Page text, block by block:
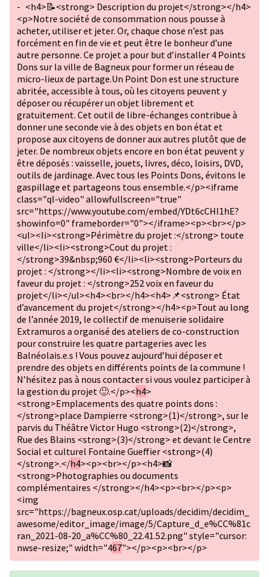
- <h4>📝<strong> Description du projet</strong></h4>
<p>Notre société de consommation nous pousse à
acheter, utiliser et jeter. Or, chaque chose n’est pas
forcément en fin de vie et peut être le bonheur d’une
autre personne. Ce projet a pour but d’installer 4 Points
Dons sur la ville de Bagneux pour former un réseau de
micro-lieux de partage.Un Point Don est une structure
abritée, accessible à tous, où les citoyens peuvent y
déposer ou récupérer un objet librement et
gratuitement. Cet outil de libre-échanges contribue à
donner une seconde vie à des objets en bon état et
propose aux citoyens de donner aux autres plutôt que de
jeter. De nombreux objets encore en bon état peuvent y
être déposés : vaisselle, jouets, livres, déco, loisirs, DVD,
outils de jardinage. Avec tous les Points Dons, évitons le
gaspillage et partageons tous ensemble.</p><iframe
class="ql-video" allowfullscreen="true"
src="https://www.youtube.com/embed/YDt6cCHI1hE?
showinfo=0" frameborder="0"></iframe><p><br></p>
<ul><li><strong>Périmètre du projet :</strong> toute
ville</li><li><strong>Cout du projet :
</strong>39&nbsp;960 €</li><li><strong>Porteurs du
projet : </strong></li><li><strong>Nombre de voix en
faveur du projet : </strong>252 voix en faveur du
projet</li></ul><h4><br></h4><h4>📌<strong> État
d’avancement du projet</strong></h4><p>Tout au long
de l’année 2019, le collectif de menuiserie solidaire
Extramuros a organisé des ateliers de co-construction
pour construire les quatre partageries avec les
Balnéolais.e.s ! Vous pouvez aujourd’hui déposer et
prendre des objets en différents points de la commune !
N’hésitez pas à nous contacter si vous voulez participer à
la gestion du projet 🙂.</p><h4>
<strong>Emplacements des quatre points dons :
</strong>place Dampierre <strong>(1)</strong>, sur le
parvis du Théâtre Victor Hugo <strong>(2)</strong>,
Rue des Blains <strong>(3)</strong> et devant le Centre
Social et culturel Fontaine Gueffier <strong>(4)
</strong>.</h4><p><br></p><h4>📸
<strong>Photographies ou documents
complémentaires </strong></h4><p><br></p><p>
<img
src="https://bagneux.osp.cat/uploads/decidim/decidim_
awesome/editor_image/image/5/Capture_d_e%CC%81c
ran_2021-08-20_a%CC%80_22.41.52.png" style="cursor:
nwse-resize;" width="467"></p><p><br></p>